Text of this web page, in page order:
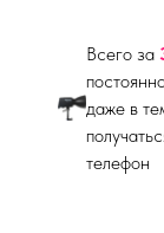
Всего за
даже в
телефон